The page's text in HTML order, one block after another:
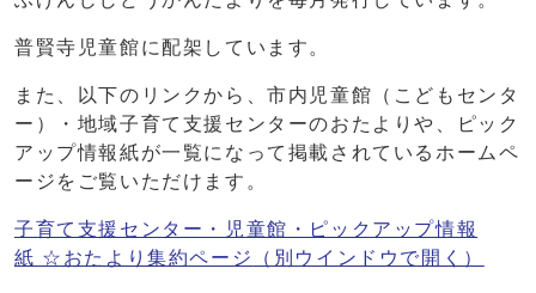
普賢寺児童館に配架しています。
また、以下のリンクから、市内児童館（こどもセンタ
ー）・地域子育て支援センターのおたよりや、ピック
アップ情報紙が一覧になって掲載されているホームペ
ージをご覧いただけます。
子育て支援センター・児童館・ピックアップ情報
紙 ☆おたより集約ページ
（別ウインドウで開く）